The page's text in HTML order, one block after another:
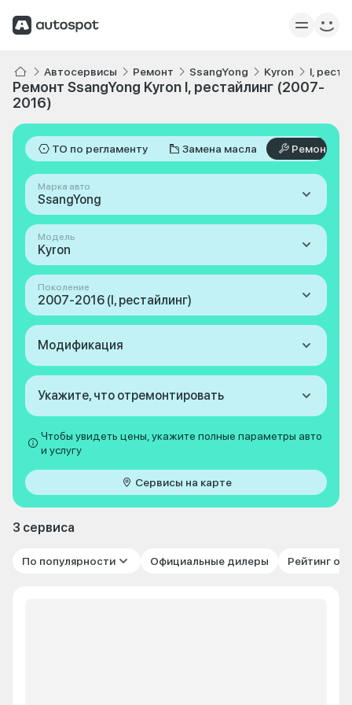
Автосервисы Ремонт SsangYong Kyron I,
Ремонт SsangYong Kyron I, рестайлинг (2007-
2016)
ТО по регламенту Замена масла Ремонт
Марка авто
SsangYong
Модель
Kyron
Поколение
2007-2016 (I, рестайлинг)
Модификация
Укажите, что отремонтировать
Чтобы увидеть цены, укажите полные параметры авто
и услугу
Сервисы на карте
3 сервиса
По популярности Официальные дилеры Рейтинг